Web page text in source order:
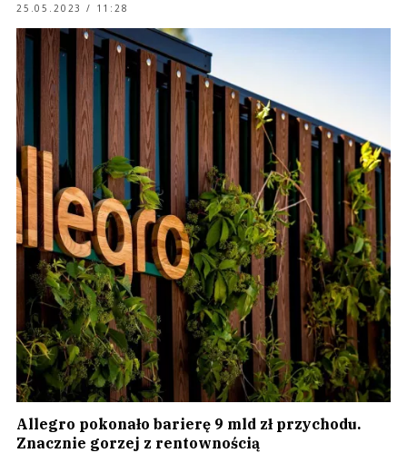
25.05.2023 / 11:28
Allegro pokonało barierę 9 mld zł przychodu.
Znacznie gorzej z rentownością